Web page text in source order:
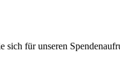
sich für unseren